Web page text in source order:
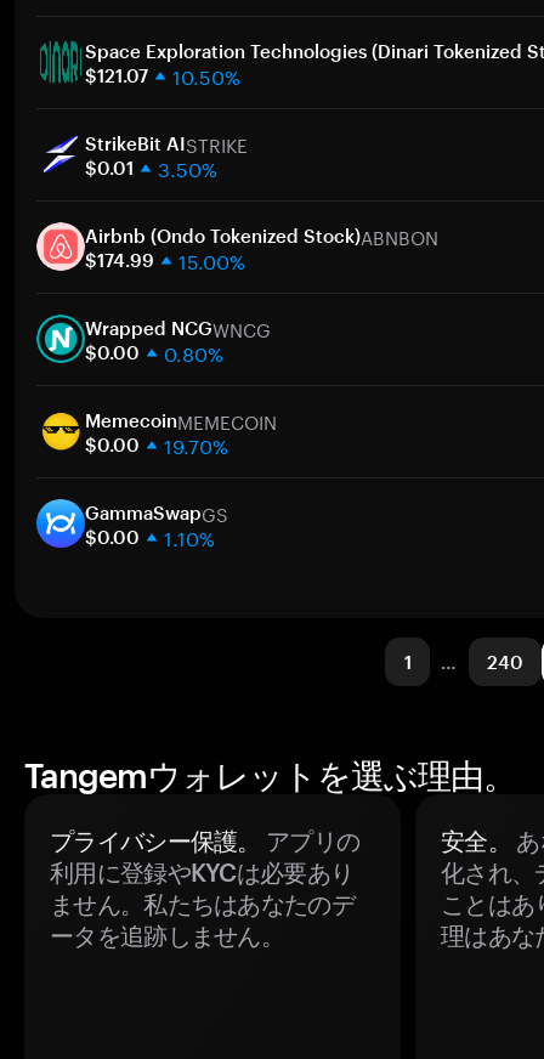
30日間
時価総額
Space Exploration Technologies (Dinari Tokenized
$121.07
10.50%
30日間
時価総額
StrikeBit AISTRIKE
$0.01 3.50%
30日間
時価総額
Airbnb (Ondo Tokenized Stock)ABNBON
$174.99 15.00%
30日間
時価総額
Wrapped NCGWNCG
$0.00 0.80%
30日間
時価総額
MemecoinMEMECOIN
$0.00 19.70%
30日間
時価総額
GammaSwapGS
$0.00 1.10%
1 … 240
Tangemウォレットを選ぶ理由。
プライバシー保護。
アプリの
利用に登録やKYCは必要あり
ません。私たちはあなたのデ
ータを追跡しません。
安全。
化され、
ことはあ
理はあな